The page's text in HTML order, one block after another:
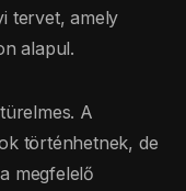
tervet, amely
alapul.
A
történhetnek, de
megfelelő